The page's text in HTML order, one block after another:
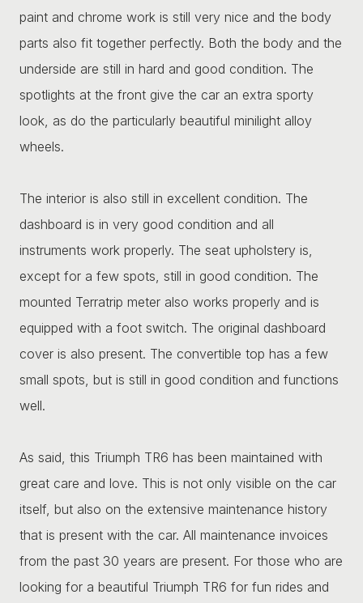
paint and chrome work is still very nice and the body
parts also fit together perfectly. Both the body and the
underside are still in hard and good condition. The
spotlights at the front give the car an extra sporty
look, as do the particularly beautiful minilight alloy
wheels.
The interior is also still in excellent condition. The
dashboard is in very good condition and all
instruments work properly. The seat upholstery is,
except for a few spots, still in good condition. The
mounted Terratrip meter also works properly and is
equipped with a foot switch. The original dashboard
cover is also present. The convertible top has a few
small spots, but is still in good condition and functions
well.
As said, this Triumph TR6 has been maintained with
great care and love. This is not only visible on the car
itself, but also on the extensive maintenance history
that is present with the car. All maintenance invoices
from the past 30 years are present. For those who are
looking for a beautiful Triumph TR6 for fun rides and